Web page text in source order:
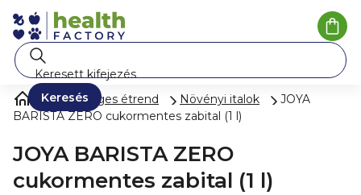
tartalomhoz
Keresés
Egészséges étrend Növényi italok
JOYA
BARISTA ZERO cukormentes zabital (1 l)
JOYA BARISTA ZERO
cukormentes zabital (1 l)